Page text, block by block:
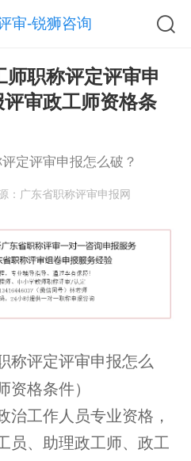
审-锐狮咨询
师职称评定评审申
审政工师资格条
定评审申报怎么破？
：广东省职称评审申报网
称评定评审申报怎么
资格条件）
治工作人员专业资格，
员、助理政工师、政工